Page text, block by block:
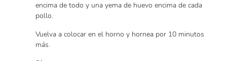
encima de todo y una yema de huevo encima de cada
pollo.
Vuelva a colocar en el horno y hornea por 10 minutos
más.